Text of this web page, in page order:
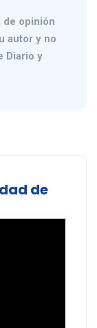
de opinión
autor y no
Diario y
de